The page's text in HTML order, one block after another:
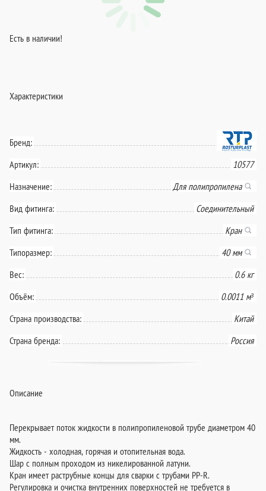
Есть в наличии!
Характеристики
Бренд:
Артикул:
10577
Назначение:
Для полипропилена
Вид фитинга:
Соединительный
Тип фитинга:
Кран
Типоразмер:
40 мм
Вес:
0.6 кг
Объём:
0.0011 м³
Страна производства:
Китай
Страна бренда:
Россия
Описание
Перекрывает поток жидкости в полипропиленовой трубе диаметром 40
мм.
Жидкость - холодная, горячая и отопительная вода.
Шар с полным проходом из никелированной латуни.
Кран имеет раструбные концы для сварки с трубами PP-R.
Регулировка и очистка внутренних поверхностей не требуется в